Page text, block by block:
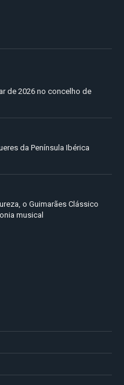
de 2026 no concelho de
da Península Ibérica
o Guimarães Clássico
musical